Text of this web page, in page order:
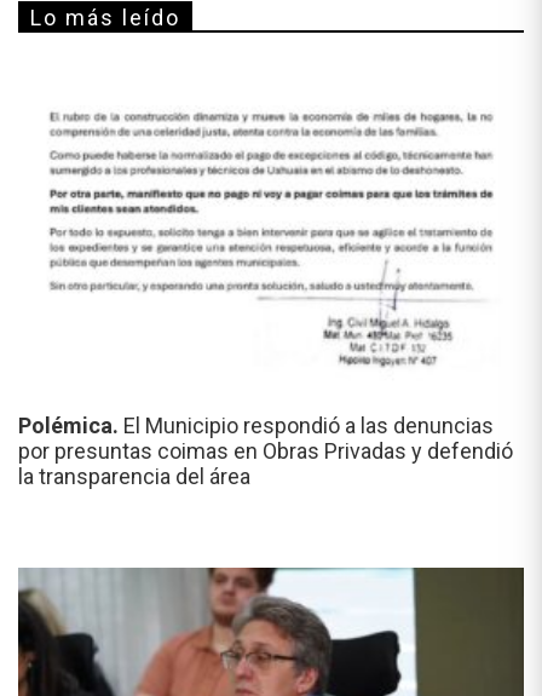
Lo más leído
Polémica. El Municipio respondió a las denuncias
por presuntas coimas en Obras Privadas y defendió
la transparencia del área